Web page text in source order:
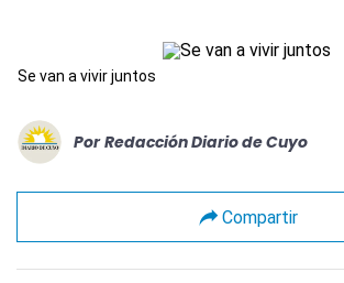
Se van a vivir juntos
Por Redacción Diario de Cuyo
Compartir